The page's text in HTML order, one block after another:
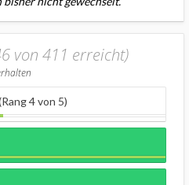
von 411 erreicht)
4 von 5)